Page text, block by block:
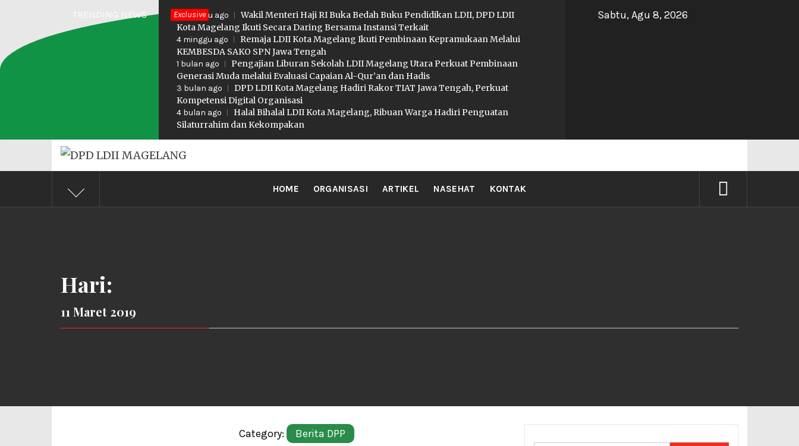
content
TRENDING NEWS Exclusive
3 minggu ago
Wakil Menteri Haji RI Buka Bedah Buku Pendidikan LDII, DPD LDII
Kota Magelang Ikuti Secara Daring Bersama Instansi Terkait
4 minggu ago
Remaja LDII Kota Magelang Ikuti Pembinaan Kepramukaan Melalui
KEMBESDA SAKO SPN Jawa Tengah
1 bulan ago
Pengajian Liburan Sekolah LDII Magelang Utara Perkuat Pembinaan
Generasi Muda melalui Evaluasi Capaian Al-Qur’an dan Hadis
3 bulan ago
DPD LDII Kota Magelang Hadiri Rakor TIAT Jawa Tengah, Perkuat
Kompetensi Digital Organisasi
4 bulan ago
Halal Bihalal LDII Kota Magelang, Ribuan Warga Hadiri Penguatan
Silaturrahim dan Kekompakan
Sabtu, Agu 8, 2026
DPD LDII MAGELANG
Profesional Religius
HOME ORGANISASI ARTIKEL NASEHAT KONTAK
Hari:
11 Maret 2019
Category: Berita DPP